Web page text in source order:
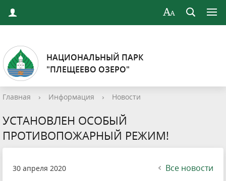
НАЦИОНАЛЬНЫЙ ПАРК
"ПЛЕЩЕЕВО ОЗЕРО"
Главная › Информация › Новости
УСТАНОВЛЕН ОСОБЫЙ
ПРОТИВОПОЖАРНЫЙ РЕЖИМ!
30 апреля 2020 Все новости